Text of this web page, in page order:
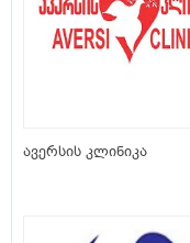
ავერსის კლინიკა